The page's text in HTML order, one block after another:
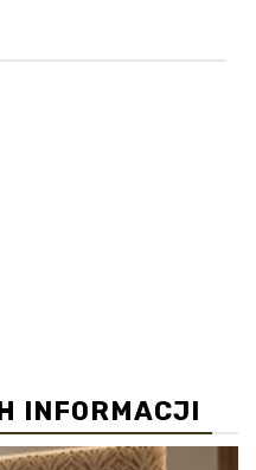
INFORMACJI